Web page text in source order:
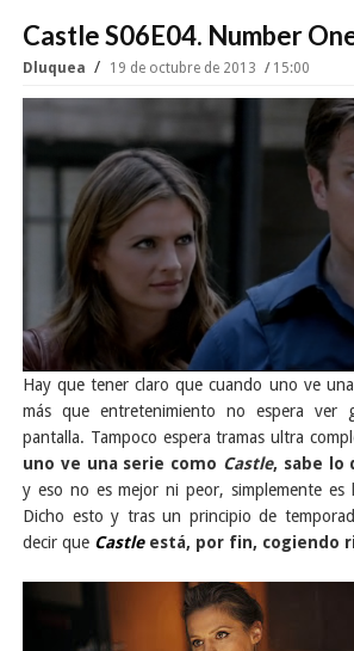
Castle S06E04. Number
Dluquea 19 de octubre de 2013 15:00
Hay que tener claro que cuando uno ve
más que entretenimiento no espera ver
pantalla. Tampoco espera tramas ultra
uno ve una serie como Castle, sabe lo
y eso no es mejor ni peor, simplemente es
Dicho esto y tras un principio de
decir que Castle está, por fin, cogiendo